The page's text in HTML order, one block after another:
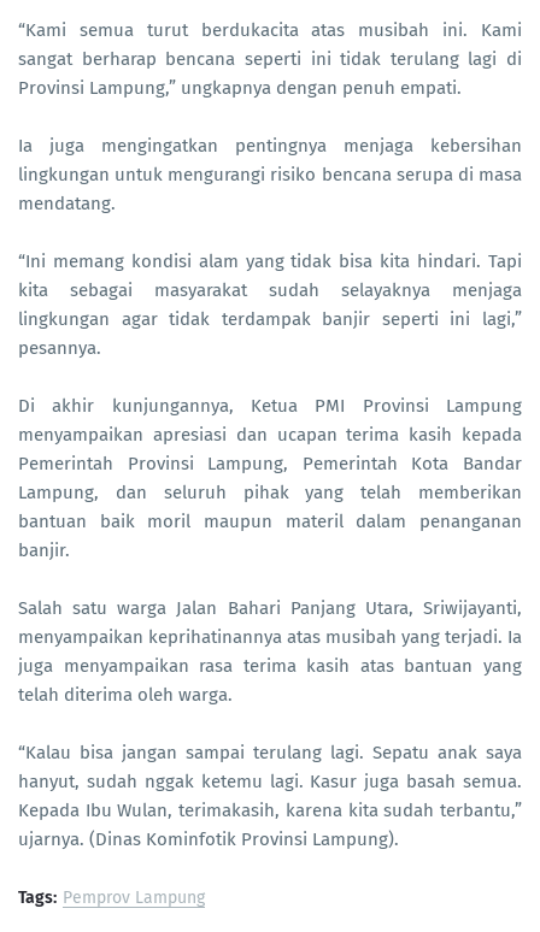
“Kami semua turut berdukacita atas musibah ini. Kami
sangat berharap bencana seperti ini tidak terulang lagi di
Provinsi Lampung,” ungkapnya dengan penuh empati.
Ia juga mengingatkan pentingnya menjaga kebersihan
lingkungan untuk mengurangi risiko bencana serupa di masa
mendatang.
“Ini memang kondisi alam yang tidak bisa kita hindari. Tapi
kita sebagai masyarakat sudah selayaknya menjaga
lingkungan agar tidak terdampak banjir seperti ini lagi,”
pesannya.
Di akhir kunjungannya, Ketua PMI Provinsi Lampung
menyampaikan apresiasi dan ucapan terima kasih kepada
Pemerintah Provinsi Lampung, Pemerintah Kota Bandar
Lampung, dan seluruh pihak yang telah memberikan
bantuan baik moril maupun materil dalam penanganan
banjir.
Salah satu warga Jalan Bahari Panjang Utara, Sriwijayanti,
menyampaikan keprihatinannya atas musibah yang terjadi. Ia
juga menyampaikan rasa terima kasih atas bantuan yang
telah diterima oleh warga.
“Kalau bisa jangan sampai terulang lagi. Sepatu anak saya
hanyut, sudah nggak ketemu lagi. Kasur juga basah semua.
Kepada Ibu Wulan, terimakasih, karena kita sudah terbantu,”
ujarnya. (Dinas Kominfotik Provinsi Lampung).
Tags: Pemprov Lampung